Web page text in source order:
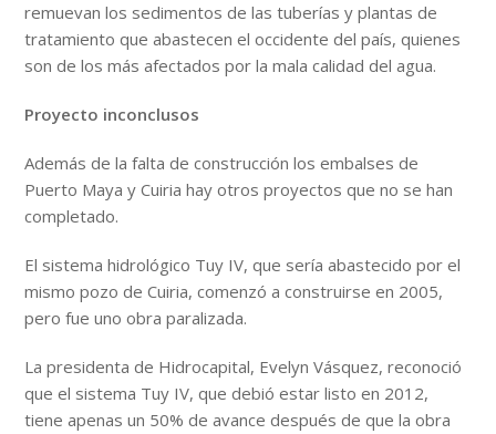
remuevan los sedimentos de las tuberías y plantas de
tratamiento que abastecen el occidente del país, quienes
son de los más afectados por la mala calidad del agua.
Proyecto inconclusos
Además de la falta de construcción los embalses de
Puerto Maya y Cuiria hay otros proyectos que no se han
completado.
El sistema hidrológico Tuy IV, que sería abastecido por el
mismo pozo de Cuiria, comenzó a construirse en 2005,
pero fue uno obra paralizada.
La presidenta de Hidrocapital, Evelyn Vásquez, reconoció
que el sistema Tuy IV, que debió estar listo en 2012,
tiene apenas un 50% de avance después de que la obra